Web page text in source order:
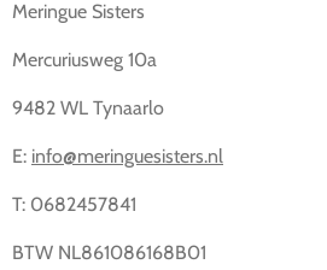
Meringue Sisters
Mercuriusweg 10a
9482 WL Tynaarlo
E: info@meringuesisters.nl
T: 0682457841
BTW NL861086168B01